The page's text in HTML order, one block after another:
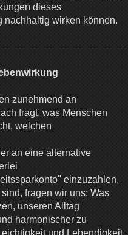
dieses
nachhaltig wirken können.
zunehmend an
fragt, was Menschen
welchen
an eine alternative
einzuzahlen,
fragen wir uns: Was
unseren Alltag
harmonischer zu